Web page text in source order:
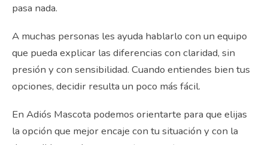
pasa nada.
A muchas personas les ayuda hablarlo con un equipo
que pueda explicar las diferencias con claridad, sin
presión y con sensibilidad. Cuando entiendes bien tus
opciones, decidir resulta un poco más fácil.
En Adiós Mascota podemos orientarte para que elijas
la opción que mejor encaje con tu situación y con la